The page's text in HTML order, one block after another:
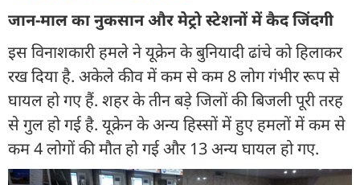
जान-माल का नुकसान और मेट्रो स्टेशनों में कैद जिंदगी
इस विनाशकारी हमले ने यूक्रेन के बुनियादी ढांचे को हिलाकर
रख दिया है. अकेले कीव में कम से कम 8 लोग गंभीर रूप से
घायल हो गए हैं. शहर के तीन बड़े जिलों की बिजली पूरी तरह
से गुल हो गई है. यूक्रेन के अन्य हिस्सों में हुए हमलों में कम से
कम 4 लोगों की मौत हो गई और 13 अन्य घायल हो गए.